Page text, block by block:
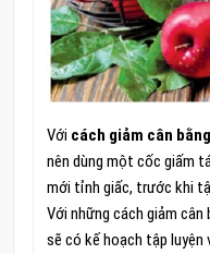
Với cách giảm cân
nên dùng một cốc giấm
mới tỉnh giấc, trước khi
Với những cách giảm cân
sẽ có kế hoạch tập luyện